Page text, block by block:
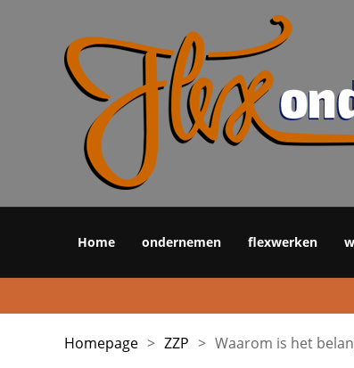
Home ondernemen flexwerken
Homepage > ZZP > Waarom is het